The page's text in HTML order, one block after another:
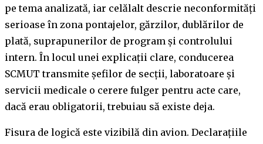
pe tema analizată, iar celălalt descrie neconformități
serioase în zona pontajelor, gărzilor, dublărilor de
plată, suprapunerilor de program și controlului
intern. În locul unei explicații clare, conducerea
SCMUT transmite șefilor de secții, laboratoare și
servicii medicale o cerere fulger pentru acte care,
dacă erau obligatorii, trebuiau să existe deja.
Fisura de logică este vizibilă din avion. Declarațiile